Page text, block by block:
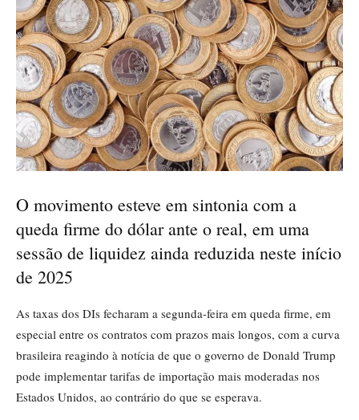
O movimento esteve em sintonia com a
queda firme do dólar ante o real, em uma
sessão de liquidez ainda reduzida neste início
de 2025
As taxas dos DIs fecharam a segunda-feira em queda firme, em
especial entre os contratos com prazos mais longos, com a curva
brasileira reagindo à notícia de que o governo de Donald Trump
pode implementar tarifas de importação mais moderadas nos
Estados Unidos, ao contrário do que se esperava.